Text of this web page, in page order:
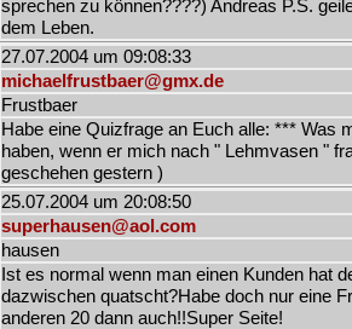
sprechen zu können????) Andreas P.S.
dem Leben.
27.07.2004 um 09:08:33
michaelfrustbaer@gmx.de
Frustbaer
Habe eine Quizfrage an Euch alle: *** Was
haben, wenn er mich nach " Lehmvasen "
geschehen gestern )
25.07.2004 um 20:08:50
superhausen@aol.com
hausen
Ist es normal wenn man einen Kunden hat
dazwischen quatscht?Habe doch nur eine
anderen 20 dann auch!!Super Seite!